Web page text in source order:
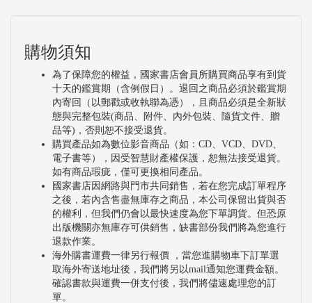
購物須知
為了保障您的權益，國家書店會員所購買商品享有到貨
十天的鑑賞期（含例假日）。退回之商品必須於鑑賞期
內寄回（以郵戳或收執聯為憑），且商品必須是全新狀
態與完整包裝(商品、附件、內外包裝、隨貨文件、贈
品等)，否則恕不接受退貨。
購買產品如為數位影音商品（如：CD、VCD、DVD、
電子書等），因受智慧財產權保護，恕無法接受退貨。
如有商品瑕疵，僅可更換相同產品。
國家書店因網路與門市共同銷售，若在您完成訂單程序
之後，若內含售盡無庫存之商品，本公司保留出貨與否
的權利，但我們仍會以最快速度為您下單調貨。但恐原
出版機關亦無庫存可供銷售，缺書部份我們將為您進行
退款作業。
海外購書運費一律另行報價 ，當您進購物車下訂單選
取海外寄送地址後，我們將另以mail通知您運費金額。
確認書款與運費一併支付後，我們將儘速處理您的訂
單。